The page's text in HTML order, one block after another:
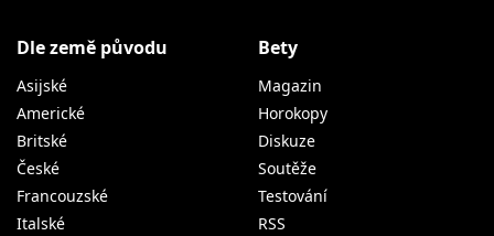
Dle země původu
Asijské
Americké
Britské
České
Francouzské
Italské
Bety
Magazin
Horokopy
Diskuze
Soutěže
Testování
RSS